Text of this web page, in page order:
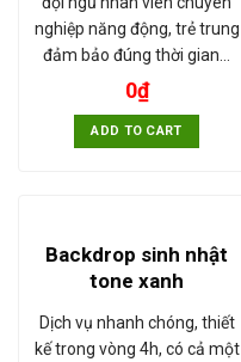
nghiệp năng động, trẻ trung
đảm bảo đúng thời gian…
0₫
ADD TO CART
Backdrop sinh nhật
tone xanh
Dịch vụ nhanh chóng, thiết
kế trong vòng 4h, có cả một